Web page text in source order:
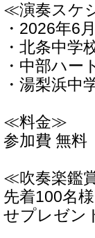
≪演奏スケ
・2026年6
・北条中学
・中部ハー
・湯梨浜中
≪料金≫
参加費 無料
≪吹奏楽鑑
先着100名
せプレゼン